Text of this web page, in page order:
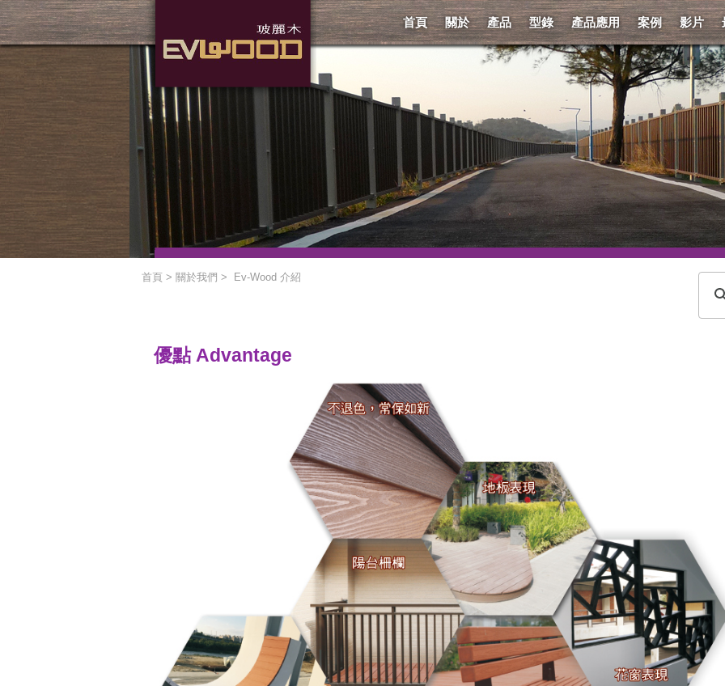
首頁 關於 產品 型錄 產品應用 案例 影片
首頁 > 關於我們 > Ev-Wood 介紹
優點 Advantage